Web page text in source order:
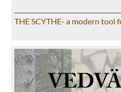
THE SCYTHE- a modern tool